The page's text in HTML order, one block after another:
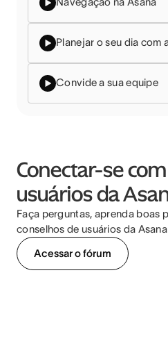
Planejar o seu dia com
Convide a sua equipe
Conectar-se
usuários da
Faça perguntas, aprenda boas
conselhos de usuários da
Acessar o fórum